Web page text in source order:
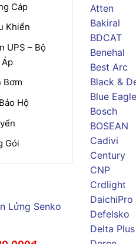
Cáp
Khiển
UPS – Bộ
Bơm
Hộ
Gói
Lửng Senko
Atten
Bakiral
BDCAT
Benehal
Best Arc
Black &
Blue Eagle
Bosch
BOSEAN
Cadivi
Century
CNP
Crdlight
DaichiPro
Defelsko
Delta Plus